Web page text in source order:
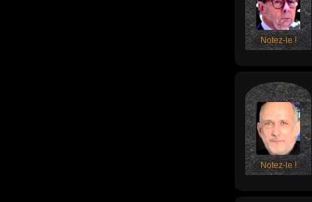
Notez-le !
Notez-le !